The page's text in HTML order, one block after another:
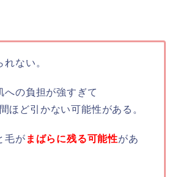
れない。
への負担が強すぎて
ほど引かない可能性がある。
毛が まばらに残る可能性があ